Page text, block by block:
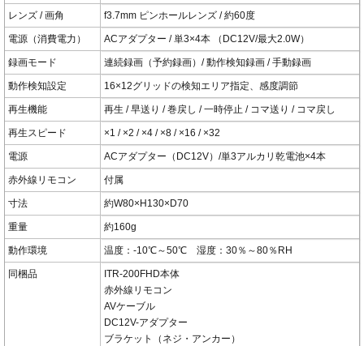
レンズ / 画角 f3.7mm ピンホールレンズ / 約60度
電源（消費電力） ACアダプター / 単3×4本 （DC12V/最大2.0W）
録画モード 連続録画（予約録画）/ 動作検知録画 / 手動録画
動作検知設定 16×12グリッドの検知エリア指定、感度調節
再生機能 再生 / 早送り / 巻戻し / 一時停止 / コマ送り / コマ戻し
再生スピード ×1 / ×2 / ×4 / ×8 / ×16 / ×32
電源 ACアダプター（DC12V）/単3アルカリ乾電池×4本
赤外線リモコン 付属
寸法 約W80×H130×D70
重量 約160g
動作環境 温度：-10℃～50℃ 湿度：30％～80％RH
同梱品
ITR-200FHD本体
赤外線リモコン
AVケーブル
DC12V-アダプター
ブラケット（ネジ・アンカー）